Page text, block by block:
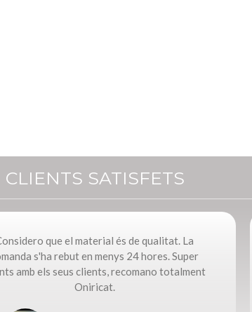
CLIENTS SATISFETS
que el material és de qualitat. La
s'ha rebut en menys 24 hores. Super
amb els seus clients, recomano totalment
Oniricat.